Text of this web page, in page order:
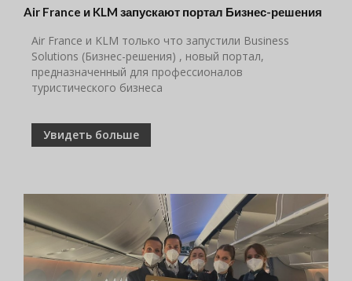
Air France и KLM запускают портал Бизнес-решения
Air France и KLM только что запустили Business
Solutions (Бизнес-решения) , новый портал,
предназначенный для профессионалов
туристического бизнеса
Увидеть больше